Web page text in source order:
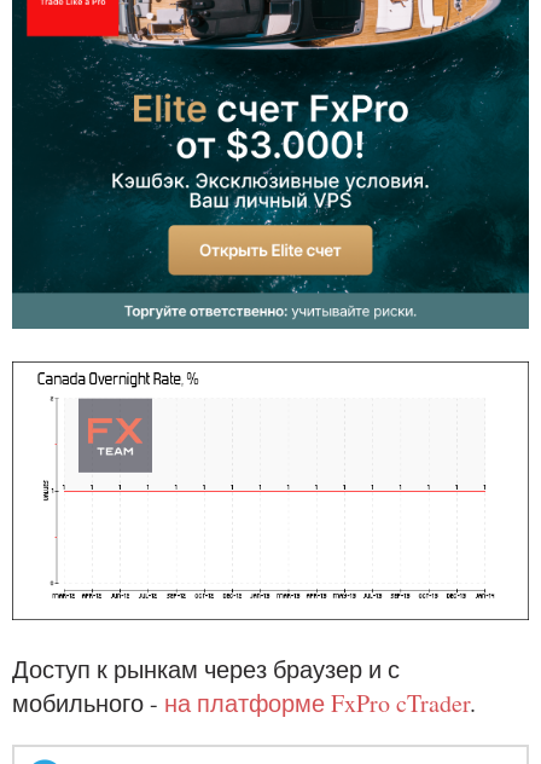
Доступ к рынкам через браузер и с
мобильного - на платформе FxPro cTrader.